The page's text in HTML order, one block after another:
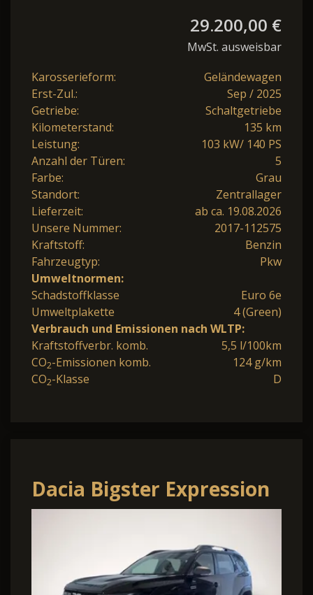
29.200,00 €
MwSt. ausweisbar
Karosserieform:
Geländewagen
Erst-Zul.:
Sep / 2025
Getriebe:
Schaltgetriebe
Kilometerstand:
135 km
Leistung:
103 kW/ 140 PS
Anzahl der Türen:
5
Farbe:
Grau
Standort:
Zentrallager
Lieferzeit:
ab ca. 19.08.2026
Unsere Nummer:
2017-112575
Kraftstoff:
Benzin
Fahrzeugtyp:
Pkw
Umweltnormen:
Schadstoffklasse
Euro 6e
Umweltplakette
4 (Green)
Verbrauch und Emissionen nach WLTP:
Kraftstoffverbr. komb.
5,5 l/100km
CO2-Emissionen komb.
124 g/km
CO2-Klasse D
Dacia Bigster Expression
140 mild Hybrid 103kW
(140PS) Radi...